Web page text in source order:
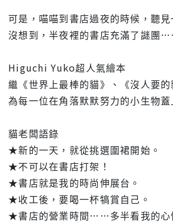
可是，喵喵到書店過夜的時候，聽見
沒想到，半夜裡的書店充滿了謎團
Higuchi Yuko超人氣繪本
繼《世界上最棒的貓》、《沒人要的
為每一位在角落默默努力的小生物蓋
貓老闆語錄
★新的一天，就從挑選圍裙開始。
★不可以在書店打架！
★書店就是我的時尚伸展台。
★收工後，要喝一杯犒賞自己。
★書店的營業時間……多半看我的心